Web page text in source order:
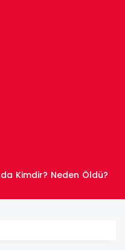
Kimdir? Neden Öldü?